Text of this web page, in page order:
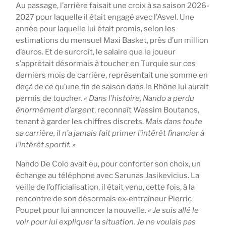
Au passage, l’arrière faisait une croix à sa saison 2026-
2027 pour laquelle il était engagé avec l’Asvel. Une
année pour laquelle lui était promis, selon les
estimations du mensuel Maxi Basket, près d’un million
d’euros. Et de surcroît, le salaire que le joueur
s’apprêtait désormais à toucher en Turquie sur ces
derniers mois de carrière, représentait une somme en
deçà de ce qu’une fin de saison dans le Rhône lui aurait
permis de toucher.« Dans l’histoire, Nando a perdu
énormément d’argent, reconnaît Wassim Boutanos,
tenant à garder les chiffres discrets. Mais dans toute
sa carrière, il n’a jamais fait primer l’intérêt financier à
l’intérêt sportif. »
Nando De Colo avait eu, pour conforter son choix, un
échange au téléphone avec Sarunas Jasikevicius. La
veille de l’officialisation, il était venu, cette fois, à la
rencontre de son désormais ex-entraîneur Pierric
Poupet pour lui annoncer la nouvelle.« Je suis allé le
voir pour lui expliquer la situation. Je ne voulais pas